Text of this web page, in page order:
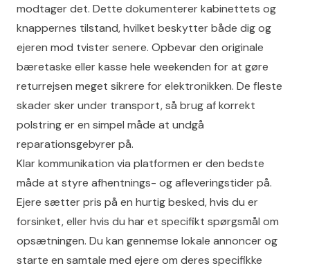
modtager det. Dette dokumenterer kabinettets og
knappernes tilstand, hvilket beskytter både dig og
ejeren mod tvister senere. Opbevar den originale
bæretaske eller kasse hele weekenden for at gøre
returrejsen meget sikrere for elektronikken. De fleste
skader sker under transport, så brug af korrekt
polstring er en simpel måde at undgå
reparationsgebyrer på.
Klar kommunikation via platformen er den bedste
måde at styre afhentnings- og afleveringstider på.
Ejere sætter pris på en hurtig besked, hvis du er
forsinket, eller hvis du har et specifikt spørgsmål om
opsætningen. Du kan gennemse lokale annoncer og
starte en samtale med ejere om deres specifikke